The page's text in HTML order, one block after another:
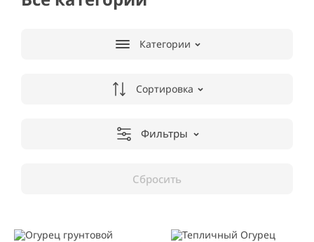
Категории
Сортировка
Фильтры
Сбросить